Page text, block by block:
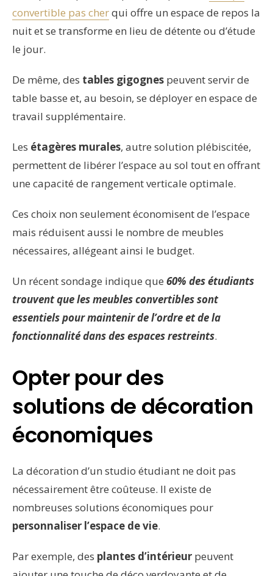
convertible pas cherqui offre un espace de repos la
nuit et se transforme en lieu de détente ou d’étude
le jour.
De même, des tables gigognes peuvent servir de
table basse et, au besoin, se déployer en espace de
travail supplémentaire.
Les étagères murales, autre solution plébiscitée,
permettent de libérer l’espace au sol tout en offrant
une capacité de rangement verticale optimale.
Ces choix non seulement économisent de l’espace
mais réduisent aussi le nombre de meubles
nécessaires, allégeant ainsi le budget.
Un récent sondage indique que 60% des étudiants
trouvent que les meubles convertibles sont
essentiels pour maintenir de l’ordre et de la
fonctionnalité dans des espaces restreints.
Opter pour des
solutions de décoration
économiques
La décoration d’un studio étudiant ne doit pas
nécessairement être coûteuse. Il existe de
nombreuses solutions économiques pour
personnaliser l’espace de vie.
Par exemple, des plantes d’intérieur peuvent